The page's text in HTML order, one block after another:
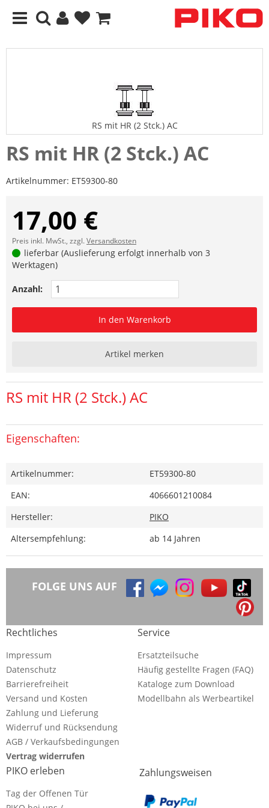
RS mit HR (2 Stck.) AC
RS mit HR (2 Stck.) AC
Artikelnummer: ET59300-80
17,00 €
Preis inkl. MwSt., zzgl.Versandkosten
lieferbar (Auslieferung erfolgt innerhalb von 3
Werktagen)
Anzahl:
In den Warenkorb
Artikel merken
RS mit HR (2 Stck.) AC
Eigenschaften:
Artikelnummer:
ET59300-80
EAN:
4066601210084
Hersteller:
PIKO
Altersempfehlung:
ab 14 Jahren
FOLGE UNS AUF
Rechtliches
Impressum
Datenschutz
Barrierefreiheit
Versand und Kosten
Zahlung und Lieferung
Widerruf und Rücksendung
AGB / Verkaufsbedingungen
Vertrag widerrufen
Service
Ersatzteilsuche
Häufig gestellte Fragen (FAQ)
Kataloge zum Download
Modellbahn als Werbeartikel
PIKO erleben
Tag der Offenen Tür
Zahlungsweisen